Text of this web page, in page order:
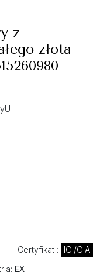
z
złota
Certyfikat :
IGI/GIA
EX